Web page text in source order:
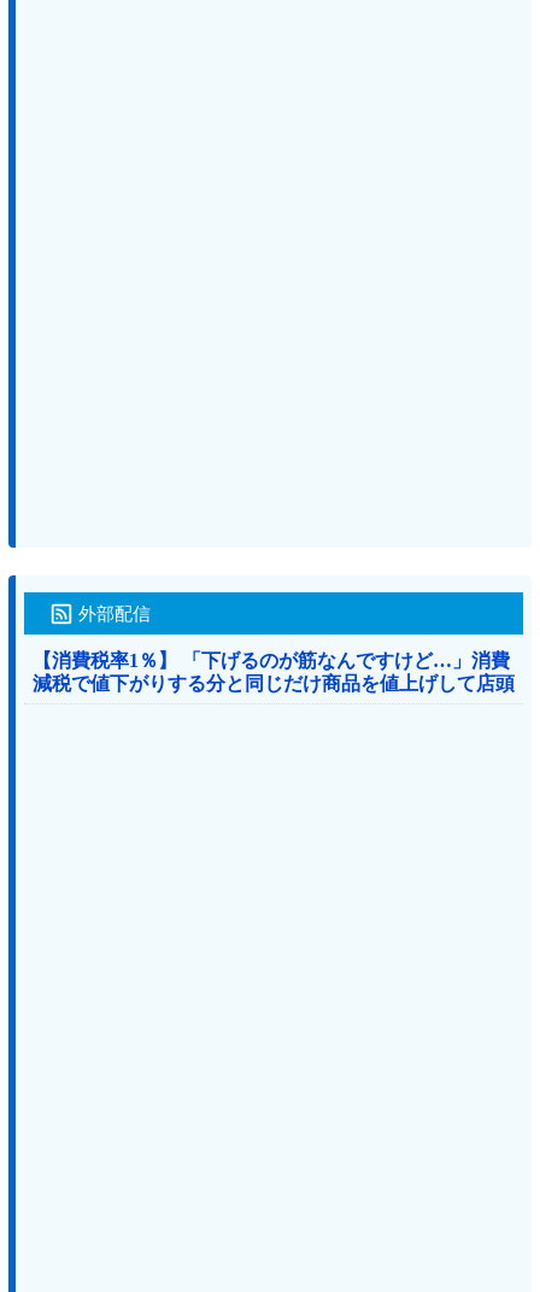
外部配信
【消費税率1％】 「下げるのが筋なんですけど…」消費
減税で値下がりする分と同じだけ商品を値上げして店頭
価格を変えない店も